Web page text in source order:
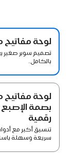
لوحة مفاتيح
تصميم سوبر صغير
بالكامل.
لوحة
بصمة الإصبع
رقمية
تنسيق أكبر مع
سريعة وسهلة